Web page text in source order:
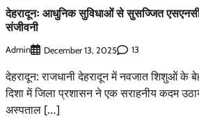
देहरादूनः आधुनिक सुविधाओं से सुसज्जित
संजीवनी
Admin December 13, 2025 13
देहरादून: राजधानी देहरादून में नवजात शिशुओं के
दिशा में जिला प्रशासन ने एक सराहनीय कदम
अस्पताल […]